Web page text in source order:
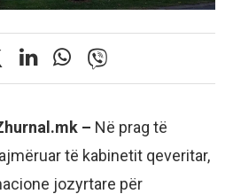
– Në prag të
të kabinetit qeveritar,
jozyrtare për